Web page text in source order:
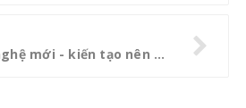
Keo lát nền công nghệ mới - kiến tạo nên công trình hoàn hảo